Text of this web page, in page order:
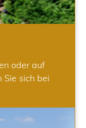
oder auf
Sie sich bei